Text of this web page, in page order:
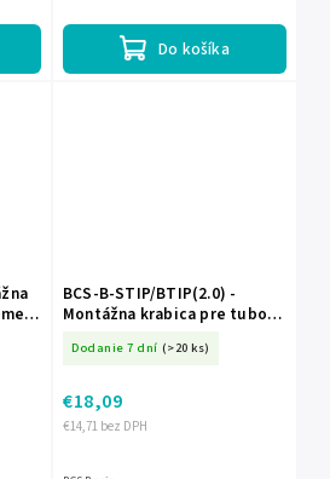
Do košíka
BCS-B-STIP/BTIP(2.0) -
Montážna krabica pre tubové
Dodanie 7 dní (>20 ks)
€14,71 bez DPH
€18,09